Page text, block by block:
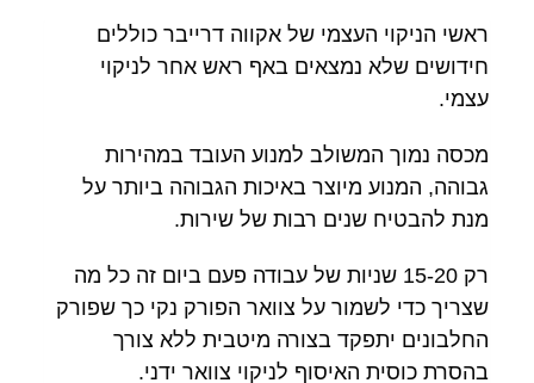
ראשי הניקוי העצמי של אקווה דרייבר כוללים
חידושים שלא נמצאים באף ראש אחר לניקוי
עצמי.
מכסה נמוך המשולב למנוע העובד במהירות
גבוהה, המנוע מיוצר באיכות הגבוהה ביותר על
מנת להבטיח שנים רבות של שירות.
רק 15-20 שניות של עבודה פעם ביום זה כל מה
שצריך כדי לשמור על צוואר הפורק נקי כך שפורק
החלבונים יתפקד בצורה מיטבית ללא צורך
בהסרת כוסית האיסוף לניקוי צוואר ידני.